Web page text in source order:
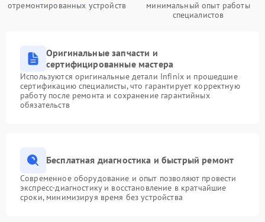
отремонтированных устройств
минимальный опыт работы
специалистов
Оригинальные запчасти и
сертифицированные мастера
Используются оригинальные детали Infinix и прошедшие
сертификацию специалисты, что гарантирует корректную
работу после ремонта и сохранение гарантийных
обязательств
Бесплатная диагностика и быстрый ремонт
Современное оборудование и опыт позволяют провести
экспресс-диагностику и восстановление в кратчайшие
сроки, минимизируя время без устройства